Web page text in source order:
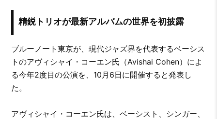
精鋭トリオが最新アルバムの世界を初披露
ブルーノート東京が、現代ジャズ界を代表するベーシス
トのアヴィシャイ・コーエン氏（Avishai Cohen）によ
る今年2度目の公演を、10月6日に開催すると発表し
た。
アヴィシャイ・コーエン氏は、ベーシスト、シンガー、